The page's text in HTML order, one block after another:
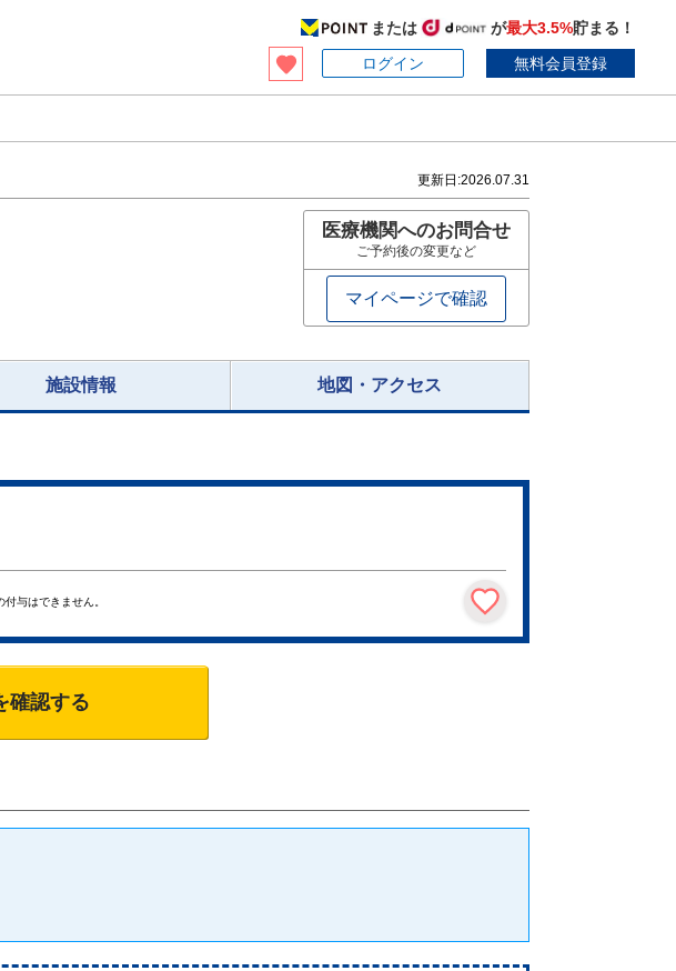
または が最大3.5%貯まる！
ログイン
無料会員登録
更新日:2026.07.31
医療機関へのお問合せ
ご予約後の変更など
マイページで確認
施設情報 地図・アクセス
与はできません。
確認する